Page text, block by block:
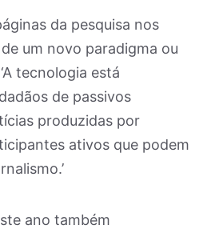
da pesquisa nos
um novo paradigma ou
tecnologia está
de passivos
produzidas por
ativos que podem
ano também